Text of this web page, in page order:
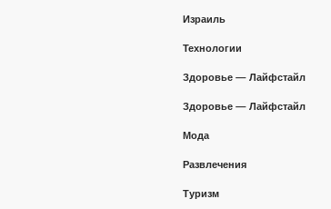
Израиль
Технологии
Здоровье — Лайфстайл
Здоровье — Лайфстайл
Мода
Развлечения
Туризм